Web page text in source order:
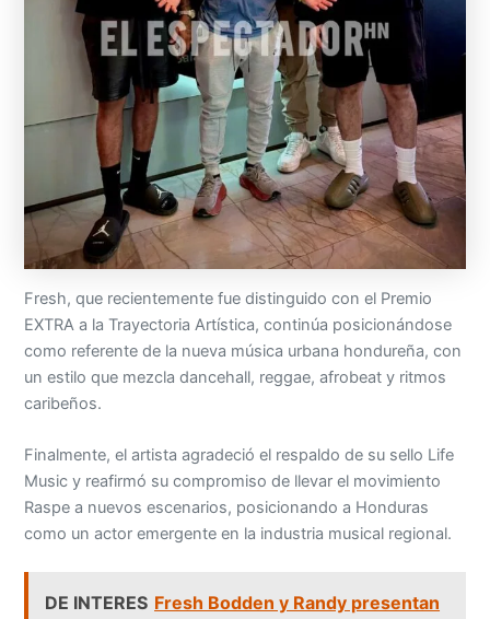
Fresh, que recientemente fue distinguido con el Premio
EXTRA a la Trayectoria Artística, continúa posicionándose
como referente de la nueva música urbana hondureña, con
un estilo que mezcla dancehall, reggae, afrobeat y ritmos
caribeños.
Finalmente, el artista agradeció el respaldo de su sello Life
Music y reafirmó su compromiso de llevar el movimiento
Raspe a nuevos escenarios, posicionando a Honduras
como un actor emergente en la industria musical regional.
DE INTERES Fresh Bodden y Randy presentan